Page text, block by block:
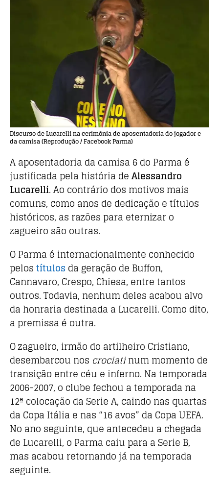
Discurso de Lucarelli na cerimônia de aposentadoria do jogador e
da camisa (Reprodução / Facebook Parma)
A aposentadoria da camisa 6 do Parma é
justificada pela história deAlessandro
Lucarelli. Ao contrário dos motivos mais
comuns, como anos de dedicação e títulos
históricos, as razões para eternizar o
zagueiro são outras.
O Parma é internacionalmente conhecido
pelostítulos da geração de Buffon,
Cannavaro, Crespo, Chiesa, entre tantos
outros. Todavia, nenhum deles acabou alvo
da honraria destinada a Lucarelli. Como dito,
a premissa é outra.
O zagueiro, irmão do artilheiro Cristiano,
desembarcou nos crociatinum momento de
transição entre céu e inferno. Na temporada
2006-2007, o clube fechou a temporada na
12ª colocação da Serie A, caindo nas quartas
da Copa Itália e nas “16 avos” da Copa UEFA.
No ano seguinte, que antecedeu a chegada
de Lucarelli, o Parma caiu para a Serie B,
mas acabou retornando já na temporada
seguinte.